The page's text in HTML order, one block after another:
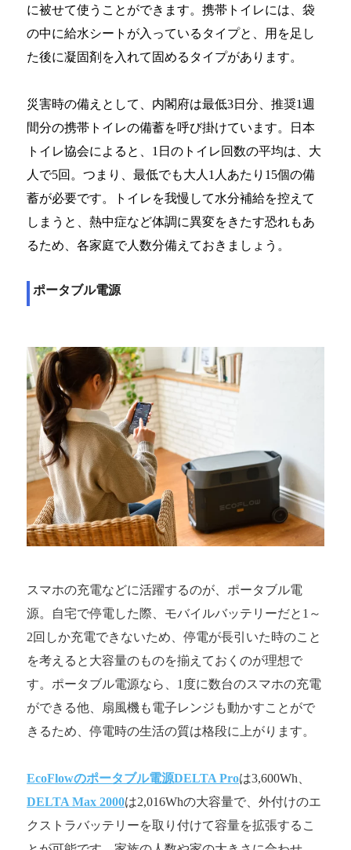
に被せて使うことができます。携帯トイレには、袋
の中に給水シートが入っているタイプと、用を足し
た後に凝固剤を入れて固めるタイプがあります。
災害時の備えとして、内閣府は最低3日分、推奨1週
間分の携帯トイレの備蓄を呼び掛けています。日本
トイレ協会によると、1日のトイレ回数の平均は、大
人で5回。つまり、最低でも大人1人あたり15個の備
蓄が必要です。トイレを我慢して水分補給を控えて
しまうと、熱中症など体調に異変をきたす恐れもあ
るため、各家庭で人数分備えておきましょう。
ポータブル電源
スマホの充電などに活躍するのが、ポータブル電
源。自宅で停電した際、モバイルバッテリーだと1～
2回しか充電できないため、停電が長引いた時のこと
を考えると大容量のものを揃えておくのが理想で
す。ポータブル電源なら、1度に数台のスマホの充電
ができる他、扇風機も電子レンジも動かすことがで
きるため、停電時の生活の質は格段に上がります。
EcoFlowのポータブル電源DELTA Proは3,600Wh、
DELTA Max 2000は2,016Whの大容量で、外付けのエ
クストラバッテリーを取り付けて容量を拡張するこ